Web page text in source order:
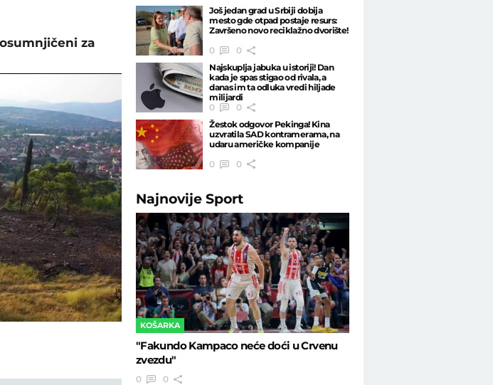
za
Još jedan grad u Srbiji dobija
mesto gde otpad postaje resurs:
Završeno novo reciklažno dvorište!
0
0
Najskuplja jabuka u istoriji! Dan
kada je spas stigao od rivala, a
danas im ta odluka vredi hiljade
milijardi
0
0
Žestok odgovor Pekinga! Kina
uzvratila SAD kontramerama, na
udaru američke kompanije
0
0
NajnovijeSport
KOŠARKA
"Fakundo Kampaco neće doći u Crvenu
zvezdu"
0
0